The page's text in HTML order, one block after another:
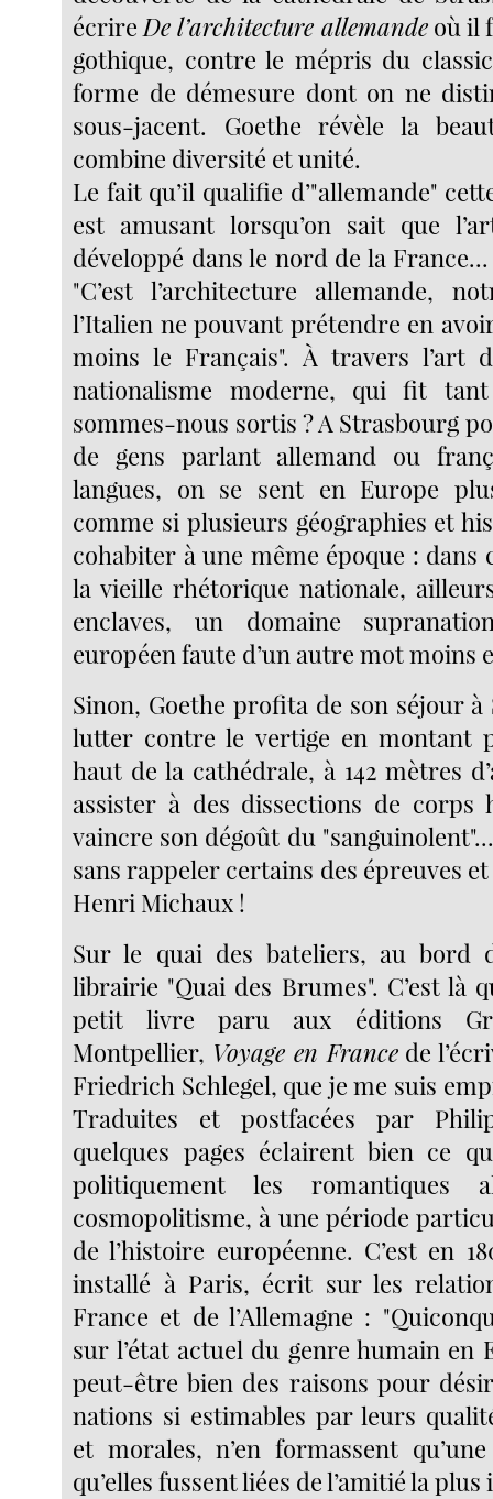
écrireDe l’architecture allemandeoù il
gothique, contre le mépris du
forme de démesure dont on ne
sous-jacent. Goethe révèle la
combine diversité et unité.
Le fait qu’il qualifie d’"allemande"
est amusant lorsqu’on sait que
développé dans le nord de la
"C’est l’architecture allemande,
l’Italien ne pouvant prétendre en
moins le Français". À travers l’art
nationalisme moderne, qui fit
sommes-nous sortis ? A Strasbourg
de gens parlant allemand ou
langues, on se sent en Europe
comme si plusieurs géographies et
cohabiter à une même époque : dans
la vieille rhétorique nationale,
enclaves, un domaine
européen faute d’un autre mot moins
Sinon, Goethe profita de son séjour
lutter contre le vertige en montant
haut de la cathédrale, à 142 mètres
assister à des dissections de corps
vaincre son dégoût du
sans rappeler certains des épreuves
Henri Michaux !
Sur le quai des bateliers, au bord
librairie "Quai des Brumes". C’est là
petit livre paru aux éditions
Montpellier, Voyage en Francede
Friedrich Schlegel, que je me suis
Traduites et postfacées par
quelques pages éclairent bien ce
politiquement les romantiques
cosmopolitisme, à une période
de l’histoire européenne. C’est en
installé à Paris, écrit sur les
France et de l’Allemagne :
sur l’état actuel du genre humain en
peut-être bien des raisons pour
nations si estimables par leurs
et morales, n’en formassent
qu’elles fussent liées de l’amitié la